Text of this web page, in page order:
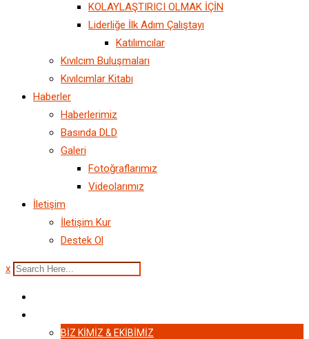
KOLAYLAŞTIRICI OLMAK İÇİN
Liderliğe İlk Adım Çalıştayı
Katılımcılar
Kıvılcım Buluşmaları
Kıvılcımlar Kitabı
Haberler
Haberlerimiz
Basında DLD
Galeri
Fotoğraflarımız
Videolarımız
İletişim
İletişim Kur
Destek Ol
x
BIZ KIMIZ & EKIBIMIZ